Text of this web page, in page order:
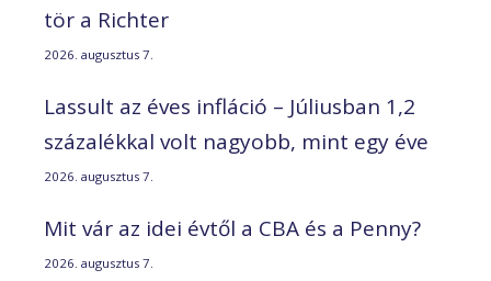
tör a Richter
2026. augusztus 7.
Lassult az éves infláció – Júliusban 1,2
százalékkal volt nagyobb, mint egy éve
2026. augusztus 7.
Mit vár az idei évtől a CBA és a Penny?
2026. augusztus 7.